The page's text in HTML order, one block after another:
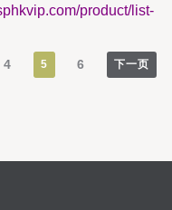
product/list-
4 5 6 下一页